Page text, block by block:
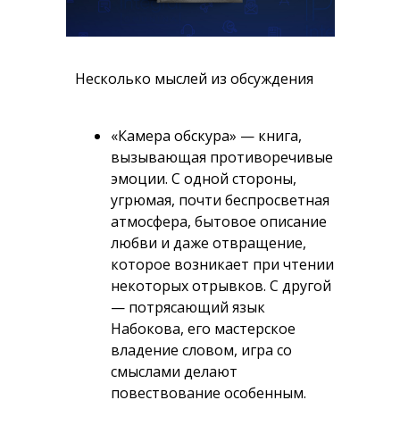
Несколько мыслей из обсуждения
«Камера обскура» — книга,
вызывающая противоречивые
эмоции. С одной стороны,
угрюмая, почти беспросветная
атмосфера, бытовое описание
любви и даже отвращение,
которое возникает при чтении
некоторых отрывков. С другой
— потрясающий язык
Набокова, его мастерское
владение словом, игра со
смыслами делают
повествование особенным.